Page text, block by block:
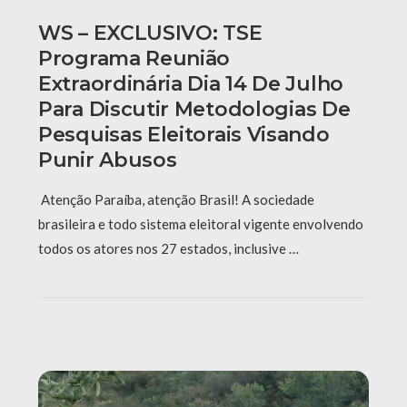
WS – EXCLUSIVO: TSE
Programa Reunião
Extraordinária Dia 14 De Julho
Para Discutir Metodologias De
Pesquisas Eleitorais Visando
Punir Abusos
Atenção Paraíba, atenção Brasil! A sociedade
brasileira e todo sistema eleitoral vigente envolvendo
todos os atores nos 27 estados, inclusive …